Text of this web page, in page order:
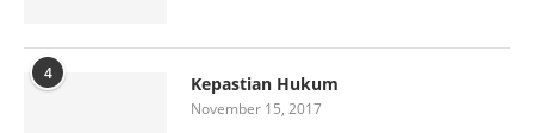
4 Kepastian Hukum
November 15, 2017